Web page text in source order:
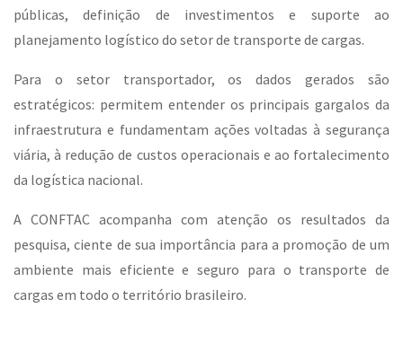
públicas, definição de investimentos e suporte ao
planejamento logístico do setor de transporte de cargas.
Para o setor transportador, os dados gerados são
estratégicos: permitem entender os principais gargalos da
infraestrutura e fundamentam ações voltadas à segurança
viária, à redução de custos operacionais e ao fortalecimento
da logística nacional.
A CONFTAC acompanha com atenção os resultados da
pesquisa, ciente de sua importância para a promoção de um
ambiente mais eficiente e seguro para o transporte de
cargas em todo o território brasileiro.